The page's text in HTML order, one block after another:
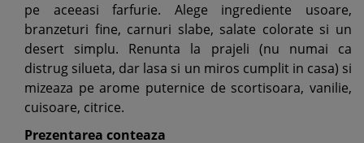
pe aceeasi farfurie. Alege ingrediente usoare,
branzeturi fine, carnuri slabe, salate colorate si un
desert simplu. Renunta la prajeli (nu numai ca
distrug silueta, dar lasa si un miros cumplit in casa) si
mizeaza pe arome puternice de scortisoara, vanilie,
cuisoare, citrice.
Prezentarea conteaza